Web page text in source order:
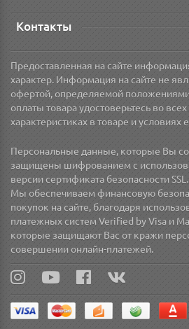
Контакты
Предоставленная на сайте
характер. Информация на сайте не
офертой, определяемой
оплаты товара удостоверьтесь во
характеристиках в товаре и условиях
Персональные данные, которые Вы
защищены шифрованием с
версии сертификата безопасности SSL.
Мы обеспечиваем финансовую
покупок на сайте, благодаря
платежных систем Verified by Visa и
которые защищают Вас от кражи
совершении онлайн-платежей.